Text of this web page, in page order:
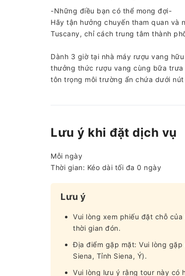
-Những điều bạn có thể mong đợi-
Hãy tận hưởng chuyến tham quan và
Tuscany, chỉ cách trung tâm thành
Dành 3 giờ tại nhà máy rượu vang
thưởng thức rượu vang cùng bữa trưa
tôn trọng môi trường ẩn chứa dưới
Lưu ý khi đặt dịch vụ
Mỗi ngày
Thời gian: Kéo dài tối đa 0 ngày
Lưu ý
Vui lòng xem phiếu đặt chỗ
thời gian đón.
Địa điểm gặp mặt: Vui lòng
Siena, Tỉnh Siena, Ý).
Vui lòng lưu ý rằng tour này có